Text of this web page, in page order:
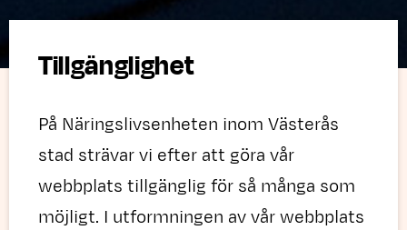
Tillgänglighet
På Näringslivsenheten inom Västerås
stad strävar vi efter att göra vår
webbplats tillgänglig för så många som
möjligt. I utformningen av vår webbplats